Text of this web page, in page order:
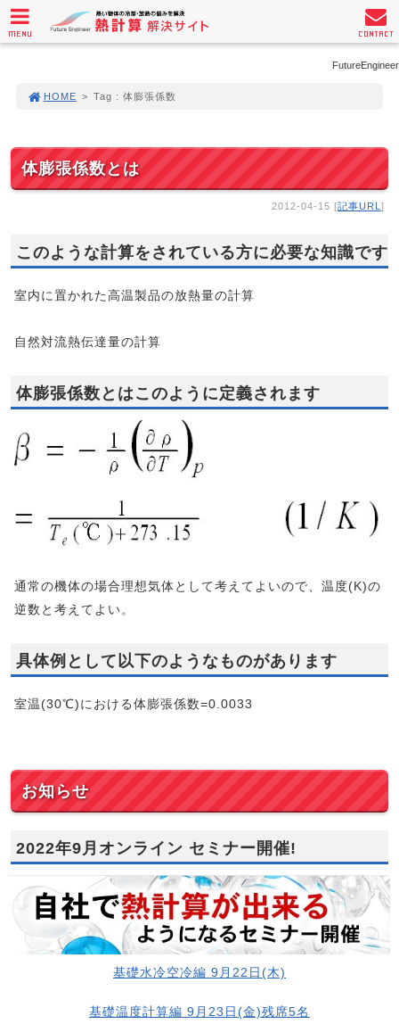
FutureEngineer
HOME > Tag : 体膨張係数
体膨張係数とは
2012-04-15 [記事URL ]
このような計算をされている方に必要な知識です
室内に置かれた高温製品の放熱量の計算
自然対流熱伝達量の計算
体膨張係数とはこのように定義されます
通常の機体の場合理想気体として考えてよいので、温度(K)の
逆数と考えてよい。
具体例として以下のようなものがあります
室温(30℃)における体膨張係数=0.0033
お知らせ
2022年9月オンライン セミナー開催!
基礎水冷空冷編 9月22日(木)
基礎温度計算編 9月23日(金)残席5名
MENU CONTACT